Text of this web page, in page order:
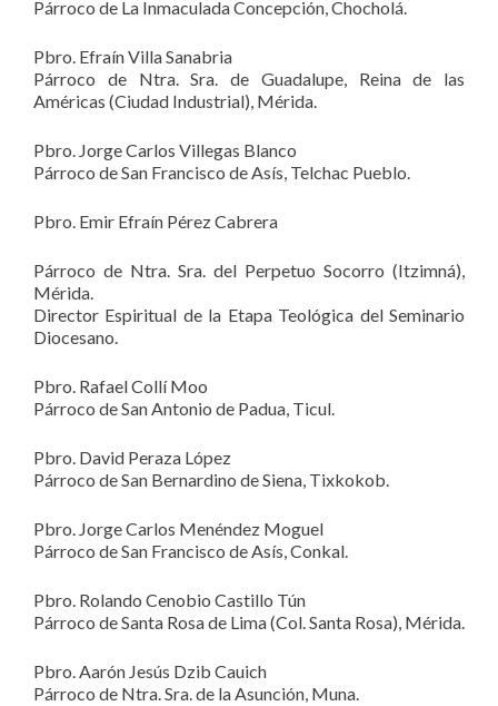
Párroco de La Inmaculada Concepción, Chocholá.
Pbro. Efraín Villa Sanabria
Párroco de Ntra. Sra. de Guadalupe, Reina de las
Américas (Ciudad Industrial), Mérida.
Pbro. Jorge Carlos Villegas Blanco
Párroco de San Francisco de Asís, Telchac Pueblo.
Pbro. Emir Efraín Pérez Cabrera
Párroco de Ntra. Sra. del Perpetuo Socorro (Itzimná),
Mérida.
Director Espiritual de la Etapa Teológica del Seminario
Diocesano.
Pbro. Rafael Collí Moo
Párroco de San Antonio de Padua, Ticul.
Pbro. David Peraza López
Párroco de San Bernardino de Siena, Tixkokob.
Pbro. Jorge Carlos Menéndez Moguel
Párroco de San Francisco de Asís, Conkal.
Pbro. Rolando Cenobio Castillo Tún
Párroco de Santa Rosa de Lima (Col. Santa Rosa), Mérida.
Pbro. Aarón Jesús Dzib Cauich
Párroco de Ntra. Sra. de la Asunción, Muna.